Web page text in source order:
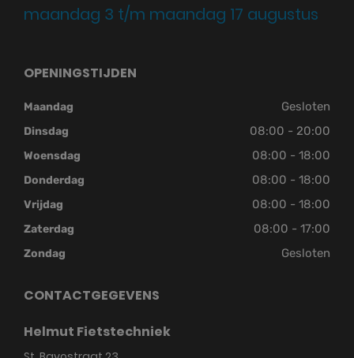
maandag 3 t/m maandag 17 augustus
OPENINGSTIJDEN
Maandag Gesloten
Dinsdag 08:00 - 20:00
Woensdag 08:00 - 18:00
Donderdag 08:00 - 18:00
Vrijdag 08:00 - 18:00
Zaterdag 08:00 - 17:00
Zondag Gesloten
CONTACTGEGEVENS
Helmut Fietstechniek